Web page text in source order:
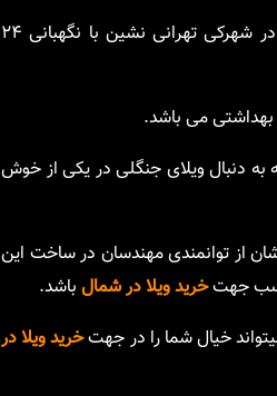
این ویلای لوکس جنگلی در شمال چمستان با بنایی به متراژ ۲۲۰متر مربع و در زمینی با مساحت ۳۰۰ متر مربع در شهرکی تهرانی نشین با نگهبانی ۲۴
می باشد.
به دنبال ویلای جنگلی در یکی از خوش
از توانمندی مهندسان در ساخت این
جهتخرید ویلا در شمال باشد.
خیال شما را در جهتخرید ویلا در